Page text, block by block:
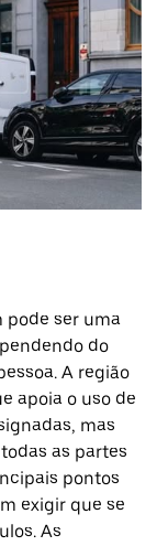
pode ser uma
do
A região
apoia o uso de
mas
as partes
pontos
exigir que se
As